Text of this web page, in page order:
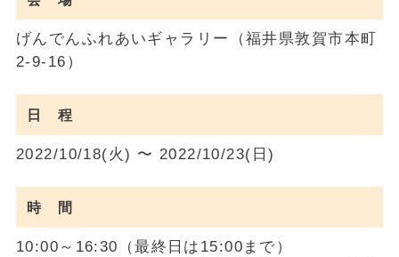
げんでんふれあいギャラリー（福井県敦賀市本町
2-9-16）
日 程
2022/10/18(火) 〜 2022/10/23(日)
時 間
10:00～16:30（最終日は15:00まで）